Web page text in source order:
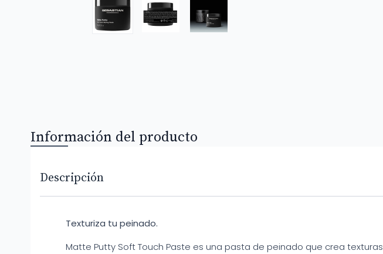
Información del producto
Descripción
Texturiza tu peinado.
Matte Putty Soft Touch Paste es una pasta de peinado que crea texturas